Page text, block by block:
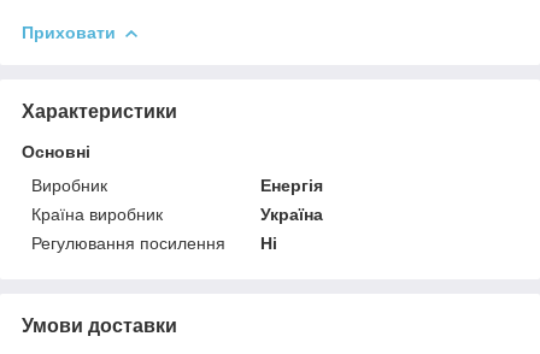
Приховати
Характеристики
Основні
Виробник
Енергія
Країна виробник
Україна
Регулювання посилення
Ні
Умови доставки